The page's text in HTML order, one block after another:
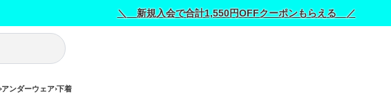
＼ 新規入会で合計1,550円OFFクーポンもらえる ／
アンダーウェア 下着